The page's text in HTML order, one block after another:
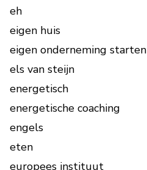
eh
eigen huis
eigen onderneming starten
els van steijn
energetisch
energetische coaching
engels
eten
europees instituut